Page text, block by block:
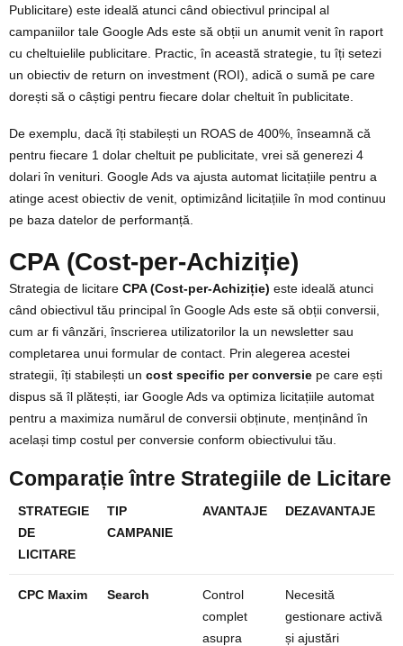
Publicitare) este ideală atunci când obiectivul principal al
campaniilor tale Google Ads este să obții un anumit venit în raport
cu cheltuielile publicitare. Practic, în această strategie, tu îți setezi
un obiectiv de return on investment (ROI), adică o sumă pe care
dorești să o câștigi pentru fiecare dolar cheltuit în publicitate.
De exemplu, dacă îți stabilești un ROAS de 400%, înseamnă că
pentru fiecare 1 dolar cheltuit pe publicitate, vrei să generezi 4
dolari în venituri. Google Ads va ajusta automat licitațiile pentru a
atinge acest obiectiv de venit, optimizând licitațiile în mod continuu
pe baza datelor de performanță.
CPA (Cost-per-Achiziție)
Strategia de licitare CPA (Cost-per-Achiziție) este ideală atunci
când obiectivul tău principal în Google Ads este să obții conversii,
cum ar fi vânzări, înscrierea utilizatorilor la un newsletter sau
completarea unui formular de contact. Prin alegerea acestei
strategii, îți stabilești un cost specific per conversie pe care ești
dispus să îl plătești, iar Google Ads va optimiza licitațiile automat
pentru a maximiza numărul de conversii obținute, menținând în
același timp costul per conversie conform obiectivului tău.
Comparație între Strategiile de Licitare
STRATEGIE
DE
LICITARE
TIP
CAMPANIE
AVANTAJE DEZAVANTAJE
CPC Maxim Search
Control
complet
asupra
Necesită
gestionare activă
și ajustări